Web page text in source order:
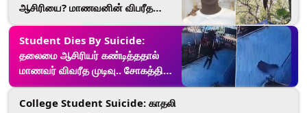
ஆசிரியை? மாணவனின் விபரீத
முடிவால் தாய் நிர்கதியாய் கண்ணீர்.!
Student Dies By Suicide:
தலைமை ஆசிரியர் கண்டித்ததால்
மாணவர் விவரீத முடிவு.. சோகத்தில்
மூழ்கிய குடும்பம்..!
College Student Suicide: காதலி